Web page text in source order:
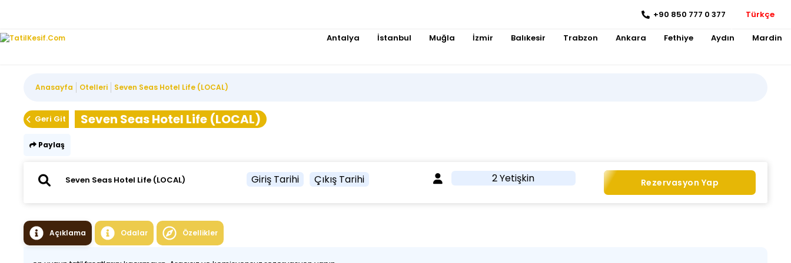
+90 850 777 0 377 Türkçe
Antalya İstanbul Muğla İzmir Balıkesir Trabzon Ankara Fethiye Aydın Mardin
Anasayfa Otelleri Seven Seas Hotel Life (LOCAL)
Geri Git Seven Seas Hotel Life (LOCAL)
Paylaş
Giriş Tarihi Çıkış Tarihi 2 Yetişkin Rezervasyon Yap
Açıklama Odalar Özellikler